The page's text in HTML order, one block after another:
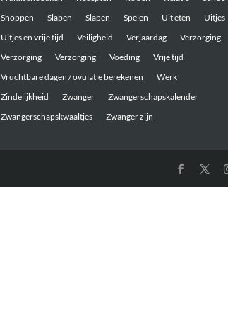
Shoppen
Slapen Slapen Spelen Uit eten
Uitjes
Uitjes en vrije tijd
Veiligheid Verjaardag
Verzorging
Verzorging
Verzorging Voeding
Vrije tijd
Vruchtbare dagen / ovulatie berekenen
Werk
Zindelijkheid
Zwanger
Zwangerschapskalender
Zwangerschapskwaaltjes
Zwanger zijn